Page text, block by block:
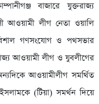
বাজারে যুক্তরাজ্য
আওয়ামী লীগ নেতা ওয়ালি
গণসংযোগ ও পথসভার
আওয়ামী লীগ ও যুবলীগের
আওয়ামীলীগ সমর্থিত
(টিয়া) সমর্থন দিয়ে